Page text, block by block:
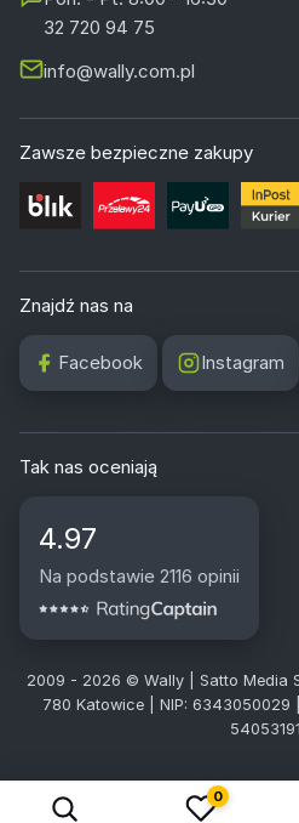
32 720 94 75
info@wally.com.pl
Zawsze bezpieczne zakupy
Znajdź nas na
Facebook Instagram
Tak nas oceniają
4.97
Na podstawie 2116 opinii
2009 - 2026 © Wally | Satto Media
780 Katowice | NIP: 6343050029
0